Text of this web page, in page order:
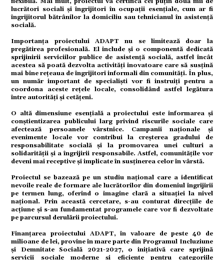
lucrători sociali și îngrijitori în ocupații esențiale, cum ar fi
îngrijitorul bătrânilor la domiciliu sau tehnicianul în asistență
socială.
Importanța proiectului ADAPT nu se limitează doar la
pregătirea profesională. El include și o componentă dedicată
sprijinirii serviciilor publice de asistență socială, astfel încât
acestea să poată dezvolta activități inovatoare care să susțină
mai bine rețeaua de îngrijitori informali din comunități. În plus,
un număr important de specialiști vor fi instruiți pentru a
coordona aceste rețele locale, consolidând astfel legătura
între autorități și cetățeni.
O altă dimensiune esențială a proiectului este informarea și
conștientizarea publicului larg privind riscurile sociale care
afectează persoanele vârstnice. Campanii naționale și
evenimente locale vor contribui la creșterea gradului de
responsabilitate socială și la promovarea unei culturi a
solidarității și a îngrijirii responsabile. Astfel, comunitățile vor
deveni mai receptive și implicate în susținerea celor în vârstă.
Proiectul se bazează pe un studiu național care a identificat
nevoile reale de formare ale lucrătorilor din domeniul îngrijirii
pe termen lung, oferind o imagine clară a situației la nivel
național. Prin această cercetare, s-au conturat direcțiile de
acțiune și s-au fundamentat programele care vor fi dezvoltate
pe parcursul derulării proiectului.
Finanțarea proiectului ADAPT, în valoare de peste 40 de
milioane de lei, provine în mare parte din Programul Incluziune
și Demnitate Socială 2021-2027, o inițiativă care sprijină
servicii sociale moderne și eficiente pentru categoriile